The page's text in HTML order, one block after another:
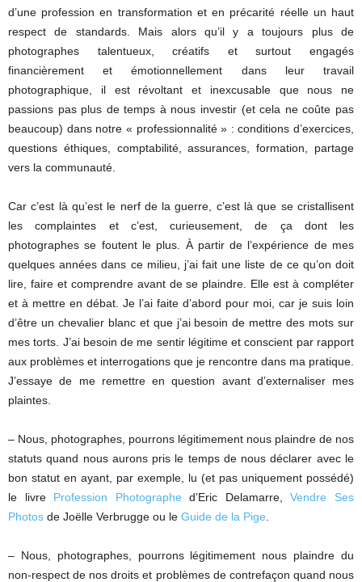
d’une profession en transformation et en précarité réelle un haut
respect de standards. Mais alors qu’il y a toujours plus de
photographes talentueux, créatifs et surtout engagés
financièrement et émotionnellement dans leur travail
photographique, il est révoltant et inexcusable que nous ne
passions pas plus de temps à nous investir (et cela ne coûte pas
beaucoup) dans notre « professionnalité » : conditions d’exercices,
questions éthiques, comptabilité, assurances, formation, partage
vers la communauté.
Car c’est là qu’est le nerf de la guerre, c’est là que se cristallisent
les complaintes et c’est, curieusement, de ça dont les
photographes se foutent le plus. À partir de l’expérience de mes
quelques années dans ce milieu, j’ai fait une liste de ce qu’on doit
lire, faire et comprendre avant de se plaindre. Elle est à compléter
et à mettre en débat. Je l’ai faite d’abord pour moi, car je suis loin
d’être un chevalier blanc et que j’ai besoin de mettre des mots sur
mes torts. J’ai besoin de me sentir légitime et conscient par rapport
aux problèmes et interrogations que je rencontre dans ma pratique.
J’essaye de me remettre en question avant d’externaliser mes
plaintes.
– Nous, photographes, pourrons légitimement nous plaindre de nos
statuts quand nous aurons pris le temps de nous déclarer avec le
bon statut en ayant, par exemple, lu (et pas uniquement possédé)
le livre Profession Photographe d’Eric Delamarre,Vendre Ses
Photos de Joëlle Verbrugge ou le Guide de la Pige.
– Nous, photographes, pourrons légitimement nous plaindre du
non-respect de nos droits et problèmes de contrefaçon quand nous